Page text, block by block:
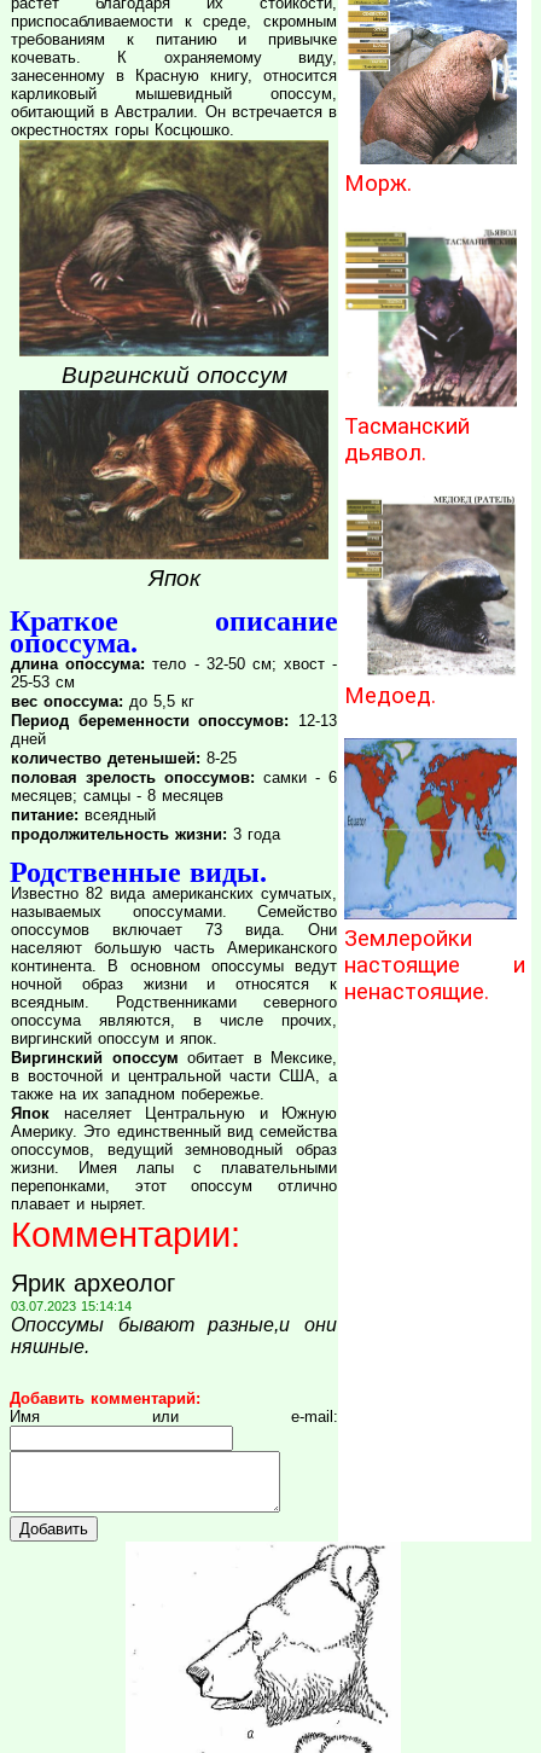
приспосабливаемости к среде, скромным
требованиям к питанию и привычке
кочевать. К охраняемому виду,
занесенному в Красную книгу, относится
карликовый мышевидный опоссум,
обитающий в Австралии. Он встречается в
окрестностях горы Косцюшко.
Виргинский опоссум
Япок
Краткое описание
опоссума.
длина опоссума: тело - 32-50 см; хвост -
25-53 см
вес опоссума: до 5,5 кг
Период беременности опоссумов: 12-13
дней
количество детенышей: 8-25
половая зрелость опоссумов: самки - 6
месяцев; самцы - 8 месяцев
питание: всеядный
продолжительность жизни: 3 года
Родственные виды.
Известно 82 вида американских сумчатых,
называемых опоссумами. Семейство
опоссумов включает 73 вида. Они
населяют большую часть Американского
континента. В основном опоссумы ведут
ночной образ жизни и относятся к
всеядным. Родственниками северного
опоссума являются, в числе прочих,
виргинский опоссум и япок.
Виргинский опоссум обитает в Мексике,
в восточной и центральной части США, а
также на их западном побережье.
Япок населяет Центральную и Южную
Америку. Это единственный вид семейства
опоссумов, ведущий земноводный образ
жизни. Имея лапы с плавательными
перепонками, этот опоссум отлично
плавает и ныряет.
Комментарии:
Ярик археолог
03.07.2023 15:14:14
Опоссумы бывают разные,и они
няшные.
Добавить комментарий:
Имя или e-mail:
Морж.
Тасманский
дьявол.
Медоед.
Землеройки
настоящие и
ненастоящие.